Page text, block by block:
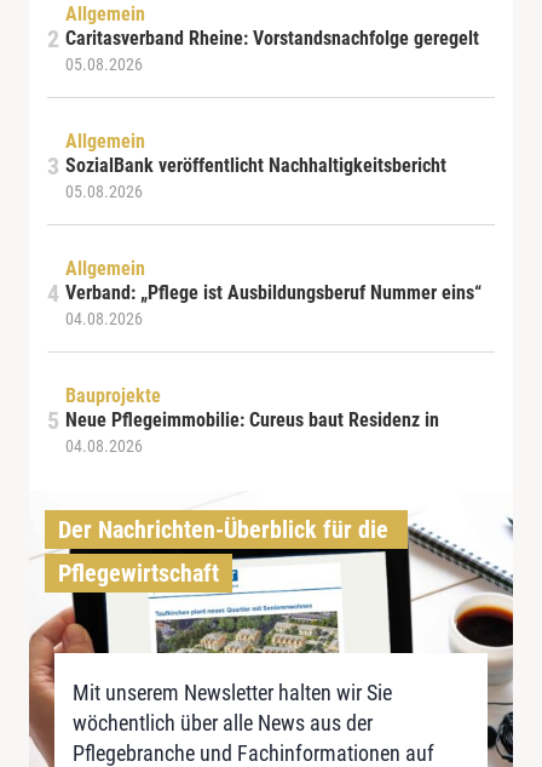
Allgemein
Caritasverband Rheine: Vorstandsnachfolge geregelt
05.08.2026
Allgemein
SozialBank veröffentlicht Nachhaltigkeitsbericht
05.08.2026
Allgemein
Verband: „Pflege ist Ausbildungsberuf Nummer eins“
04.08.2026
Bauprojekte
Neue Pflegeimmobilie: Cureus baut Residenz in
04.08.2026
Der Nachrichten-Überblick für die
Pflegewirtschaft
Mit unserem Newsletter halten wir Sie
wöchentlich über alle News aus der
Pflegebranche und Fachinformationen auf